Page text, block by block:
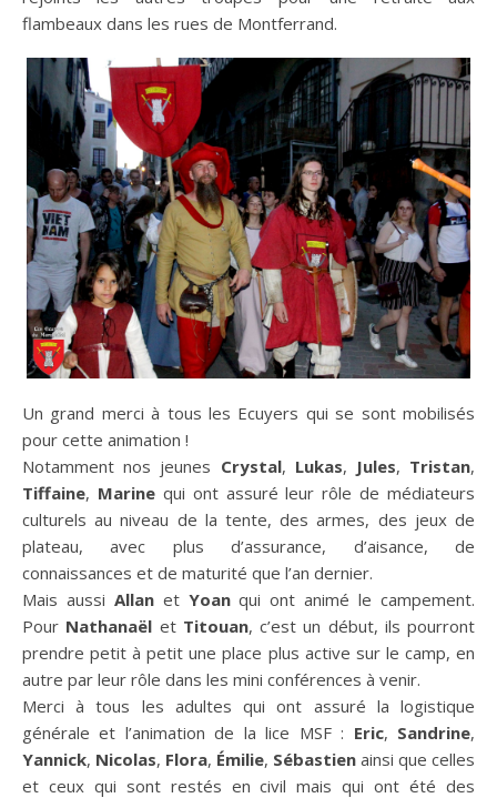
flambeaux dans les rues de Montferrand.
Un grand merci à tous les Ecuyers qui se sont mobilisés
pour cette animation !
Notamment nos jeunes Crystal, Lukas, Jules, Tristan,
Tiffaine, Marine qui ont assuré leur rôle de médiateurs
culturels au niveau de la tente, des armes, des jeux de
plateau, avec plus d’assurance, d’aisance, de
connaissances et de maturité que l’an dernier.
Mais aussi Allan et Yoanqui ont animé le campement.
Pour Nathanaël et Titouan, c’est un début, ils pourront
prendre petit à petit une place plus active sur le camp, en
autre par leur rôle dans les mini conférences à venir.
Merci à tous les adultes qui ont assuré la logistique
générale et l’animation de la lice MSF : Eric, Sandrine,
Yannick, Nicolas, Flora, Émilie, Sébastien ainsi que celles
et ceux qui sont restés en civil mais qui ont été des